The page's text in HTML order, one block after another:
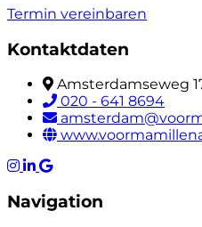
Termin vereinbaren
Kontaktdaten
Amsterdamseweg
020 - 641 8694
Navigation